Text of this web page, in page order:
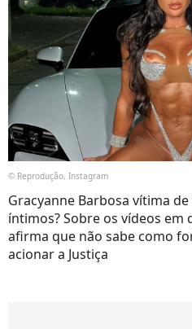
© Reprodução, Instagram
Gracyanne Barbosa vítima
íntimos? Sobre os vídeos
afirma que não sabe como
acionar a Justiça